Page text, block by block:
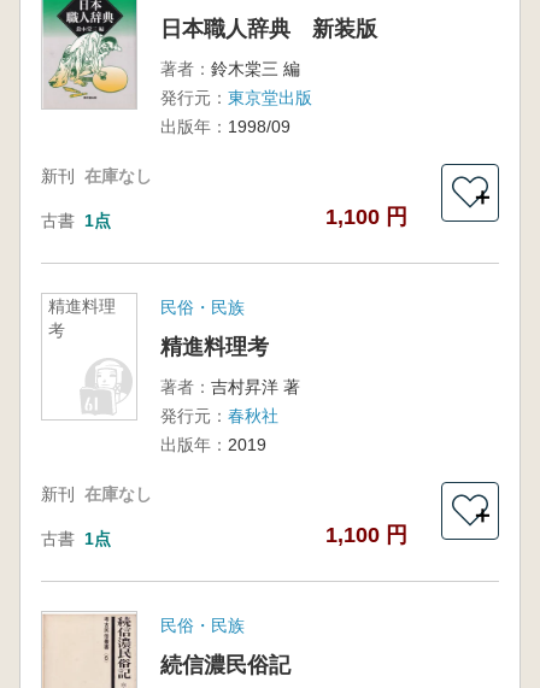
日本職人辞典 新装版
著者： 鈴木棠三 編
発行元： 東京堂出版
出版年： 1998/09
新刊 在庫なし
古書 1点 1,100 円
＋
精進料理
考
民俗・民族
精進料理考
著者： 吉村昇洋 著
発行元： 春秋社
出版年： 2019
新刊 在庫なし
古書 1点 1,100 円
＋
民俗・民族
続信濃民俗記